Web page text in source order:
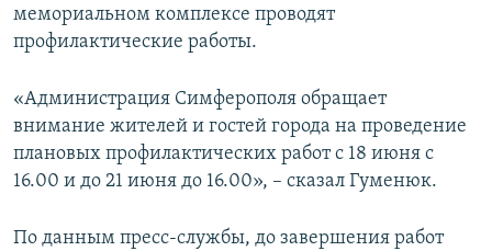
мемориальном комплексе проводят
профилактические работы.
«Администрация Симферополя обращает
внимание жителей и гостей города на проведение
плановых профилактических работ с 18 июня с
16.00 и до 21 июня до 16.00», – сказал Гуменюк.
По данным пресс-службы, до завершения работ